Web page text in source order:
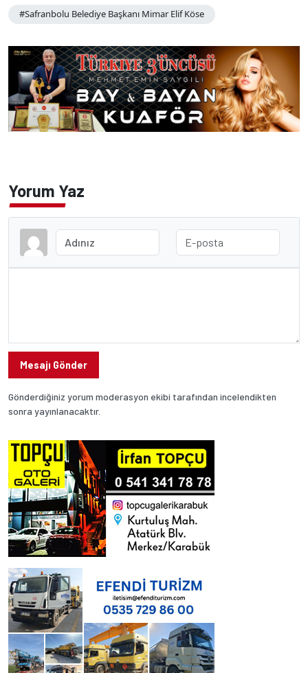
#Safranbolu Belediye Başkanı Mimar Elif Köse
Yorum Yaz
Mesajı Gönder
Gönderdiğiniz yorum moderasyon ekibi tarafından incelendikten
sonra yayınlanacaktır.